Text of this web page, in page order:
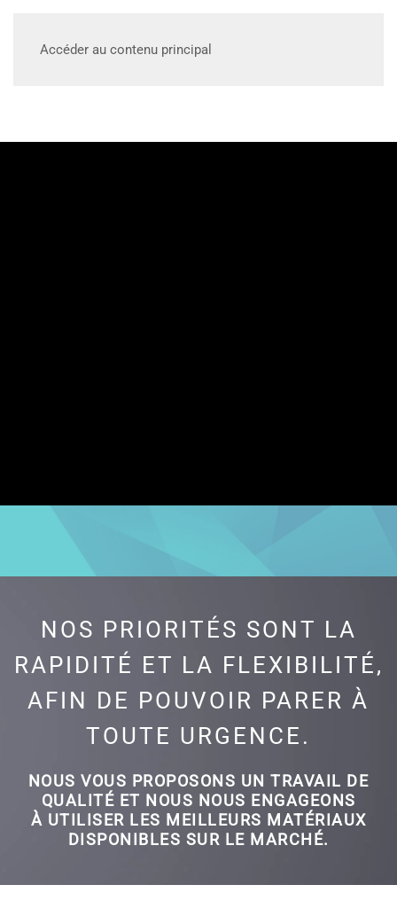
Accéder au contenu principal
NOS PRIORITÉS SONT LA
RAPIDITÉ ET LA FLEXIBILITÉ,
AFIN DE POUVOIR PARER À
TOUTE URGENCE.
NOUS VOUS PROPOSONS UN TRAVAIL DE
QUALITÉ ET NOUS NOUS ENGAGEONS
À UTILISER LES MEILLEURS MATÉRIAUX
DISPONIBLES SUR LE MARCHÉ.